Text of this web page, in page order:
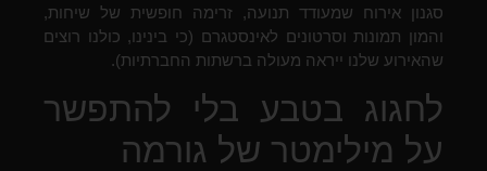
סגנון אירוח שמעודד תנועה, זרימה חופשית של שיחות,
והמון תמונות וסרטונים לאינסטגרם (כי בינינו, כולנו רוצים
שהאירוע שלנו ייראה מעולה ברשתות החברתיות).
לחגוג בטבע בלי להתפשר
על מילימטר של גורמה